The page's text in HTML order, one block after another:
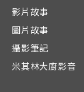
影片故事
圖片故事
攝影筆記
米其林大廚影音